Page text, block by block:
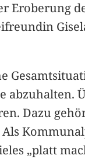
Eroberung
Dazu
„platt